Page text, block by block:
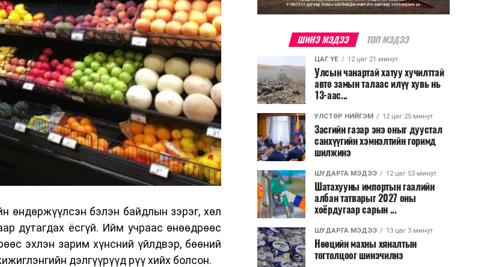
өндөржүүлсэн бэлэн байдлын зэрэг, хөл
дутагдах ёсгүй. Ийм учраас өнөөдрөөс
эхлэн зарим хүнсний үйлдвэр, бөөний
дэлгүүрүүд рүү хийх болсон.
ШИНЭ МЭДЭЭ ТОП МЭДЭЭ
ЦАГ ҮЕ 12 цаг 21 минут
Улсын чанартай хатуу хучилттай
авто замын талаас илүү хувь нь
13-аас...
УЛСТӨР НИЙГЭМ 12 цаг 25 минут
Засгийн газар энэ оныг дуустал
санхүүгийн хэмнэлтийн горимд
шилжинэ
ШУДАРГА МЭДЭЭ 12 цаг 53 минут
Шатахууны импортын гаалийн
албан татварыг 2027 оны
хоёрдугаар сарын ...
ШУДАРГА МЭДЭЭ 13 цаг 3 минут
Нөөцийн махны хяналтын
тогтолцоог шинэчилнэ